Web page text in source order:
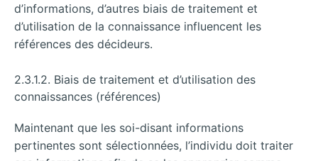
d’informations, d’autres biais de traitement et
d’utilisation de la connaissance influencent les
références des décideurs.
2.3.1.2. Biais de traitement et d’utilisation des
connaissances (références)
Maintenant que les soi-disant informations
pertinentes sont sélectionnées, l’individu doit traiter